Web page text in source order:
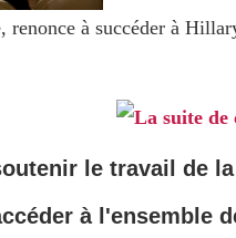
renonce à succéder à
La suite de
le travail de
à l'ensemble